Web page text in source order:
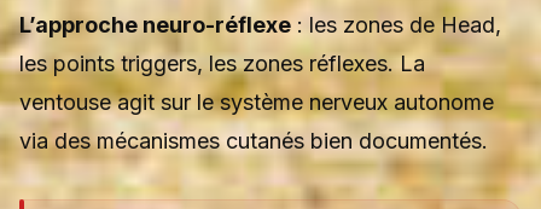
L’approche neuro-réflexe : les zones de Head,
les points triggers, les zones réflexes. La
ventouse agit sur le système nerveux autonome
via des mécanismes cutanés bien documentés.